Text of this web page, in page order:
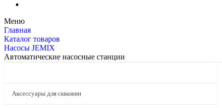
Меню
Главная
Каталог товаров
Насосы JEMIX
Автоматические насосные станции
Аксессуары для скважин